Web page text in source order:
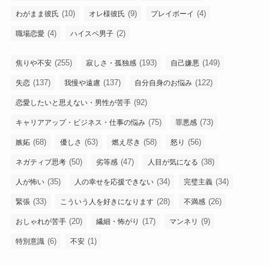
わがまま彼氏 (10) オレ様彼氏 (9) プレイボーイ (4)
職場恋愛 (4) ハイスペ男子 (2)
焦りや不安 (255) 寂しさ・孤独感 (193) 自己嫌悪 (149)
失恋 (137) 我慢や遠慮 (137) 自分自身のお悩み (122)
恋愛したいと思えない・男性が苦手 (92)
キャリアアップ・ビジネス・仕事の悩み (75) 罪悪感 (73)
嫉妬 (68) 優しさ (63) 燃え尽き (58) 怒り (56)
ネガティブ思考 (50) 劣等感 (47) 人目が気になる (38)
人が怖い (35) 人の幸せを応援できない (34) 完璧主義 (34)
緊張 (33) こういう人を好きになります (28) 不満感 (26)
おしゃれが苦手 (20) 繊細・怖がり (17) マンネリ (9)
特別意識 (6) 不安 (1)